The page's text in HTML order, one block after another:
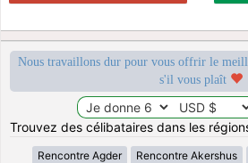
Nous travaillons dur pour vous offrir le
s'il vous plaît
Trouvez des célibataires dans les
Rencontre Agder Rencontre Akershus